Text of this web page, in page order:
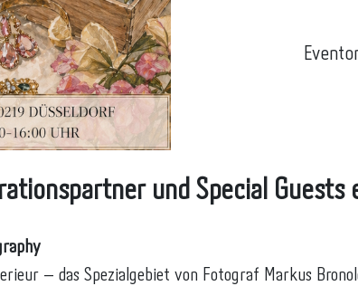
und Special Guests
– das Spezialgebiet von Fotograf Markus